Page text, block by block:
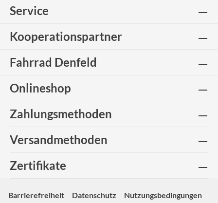
Service
Kooperationspartner
Fahrrad Denfeld
Onlineshop
Zahlungsmethoden
Versandmethoden
Zertifikate
Barrierefreiheit Datenschutz Nutzungsbedingungen